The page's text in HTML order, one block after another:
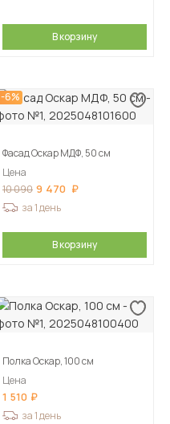
В корзину
-6%
Фасад Оскар МДФ, 50 см
Цена
10 090 9 470
за 1 день
В корзину
Полка Оскар, 100 см
Цена
1 510
за 1 день